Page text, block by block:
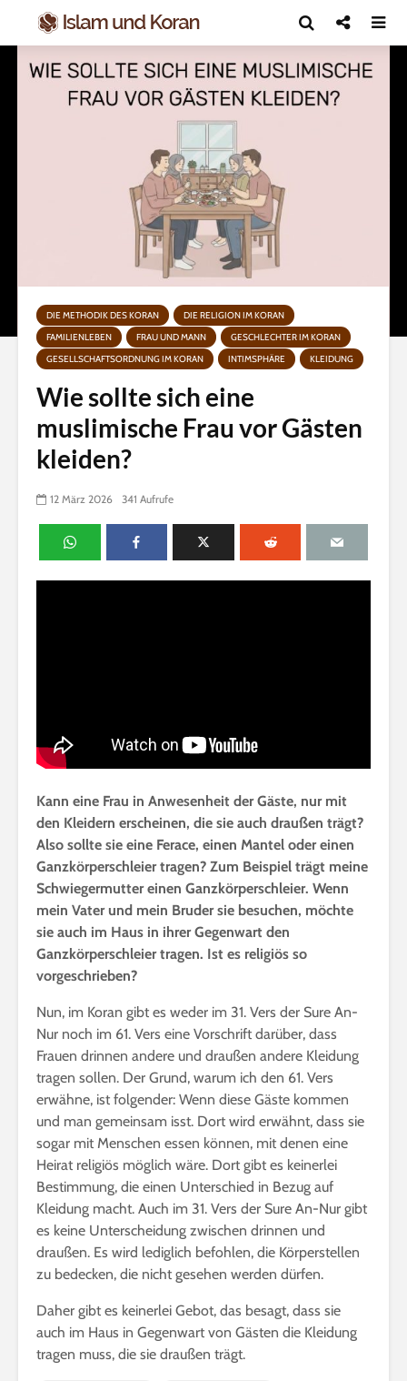
DIE METHODIK DES KORAN
DIE RELIGION IM KORAN
FAMILIENLEBEN
FRAU UND MANN
GESCHLECHTER IM KORAN
GESELLSCHAFTSORDNUNG IM KORAN
INTIMSPHÄRE KLEIDUNG
Wie sollte sich eine
muslimische Frau vor Gästen
kleiden?
12 März 2026 341 Aufrufe
Kann eine Frau in Anwesenheit der Gäste, nur mit
den Kleidern erscheinen, die sie auch draußen trägt?
Also sollte sie eine Ferace, einen Mantel oder einen
Ganzkörperschleier tragen? Zum Beispiel trägt meine
Schwiegermutter einen Ganzkörperschleier. Wenn
mein Vater und mein Bruder sie besuchen, möchte
sie auch im Haus in ihrer Gegenwart den
Ganzkörperschleier tragen. Ist es religiös so
vorgeschrieben?
Nun, im Koran gibt es weder im 31. Vers der Sure An-
Nur noch im 61. Vers eine Vorschrift darüber, dass
Frauen drinnen andere und draußen andere Kleidung
tragen sollen. Der Grund, warum ich den 61. Vers
erwähne, ist folgender: Wenn diese Gäste kommen
und man gemeinsam isst. Dort wird erwähnt, dass sie
sogar mit Menschen essen können, mit denen eine
Heirat religiös möglich wäre. Dort gibt es keinerlei
Bestimmung, die einen Unterschied in Bezug auf
Kleidung macht. Auch im 31. Vers der Sure An-Nur gibt
es keine Unterscheidung zwischen drinnen und
draußen. Es wird lediglich befohlen, die Körperstellen
zu bedecken, die nicht gesehen werden dürfen.
Daher gibt es keinerlei Gebot, das besagt, dass sie
auch im Haus in Gegenwart von Gästen die Kleidung
tragen muss, die sie draußen trägt.